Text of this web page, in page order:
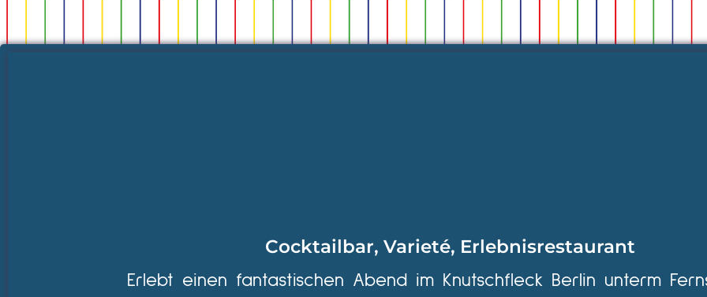
Cocktailbar, Varieté, Erlebnisrestaurant
Erlebt einen fantastischen Abend im Knutschfleck Berlin unterm